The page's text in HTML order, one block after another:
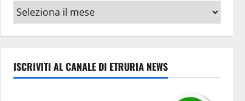
Archivi
ISCRIVITI AL CANALE DI ETRURIA NEWS